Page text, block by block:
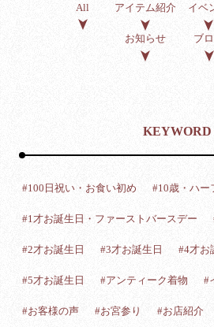
All アイテム紹介 イベ
お知らせ ブ
KEYWORD
#100日祝い・お食い初め #10歳・ハー
#1才お誕生日・ファーストバースデー
#2才お誕生日 #3才お誕生日 #4才お
#5才お誕生日 #アンティーク着物 #
#お客様の声 #お宮参り #お店紹介